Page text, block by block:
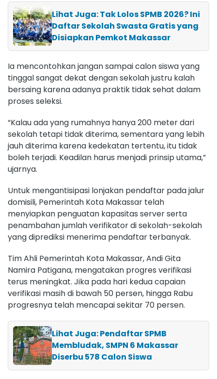
Lihat Juga: Tak Lolos SPMB 2026? Ini
Daftar Sekolah Swasta Gratis yang
Disiapkan Pemkot Makassar
Ia mencontohkan jangan sampai calon siswa yang
tinggal sangat dekat dengan sekolah justru kalah
bersaing karena adanya praktik tidak sehat dalam
proses seleksi.
“Kalau ada yang rumahnya hanya 200 meter dari
sekolah tetapi tidak diterima, sementara yang lebih
jauh diterima karena kedekatan tertentu, itu tidak
boleh terjadi. Keadilan harus menjadi prinsip utama,”
ujarnya.
Untuk mengantisipasi lonjakan pendaftar pada jalur
domisili, Pemerintah Kota Makassar telah
menyiapkan penguatan kapasitas server serta
penambahan jumlah verifikator di sekolah-sekolah
yang diprediksi menerima pendaftar terbanyak.
Tim Ahli Pemerintah Kota Makassar, Andi Gita
Namira Patigana, mengatakan progres verifikasi
terus meningkat. Jika pada hari kedua capaian
verifikasi masih di bawah 50 persen, hingga Rabu
progresnya telah mencapai sekitar 70 persen.
Lihat Juga: Pendaftar SPMB
Membludak, SMPN 6 Makassar
Diserbu 578 Calon Siswa